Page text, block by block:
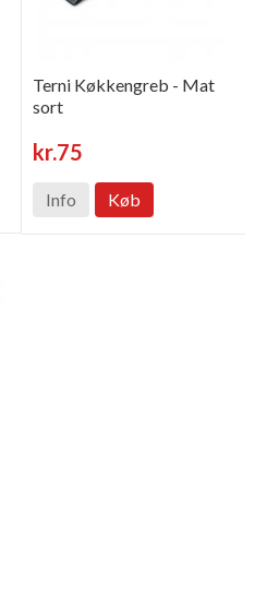
Terni Køkkengreb - Mat
sort
kr.75
Info Køb